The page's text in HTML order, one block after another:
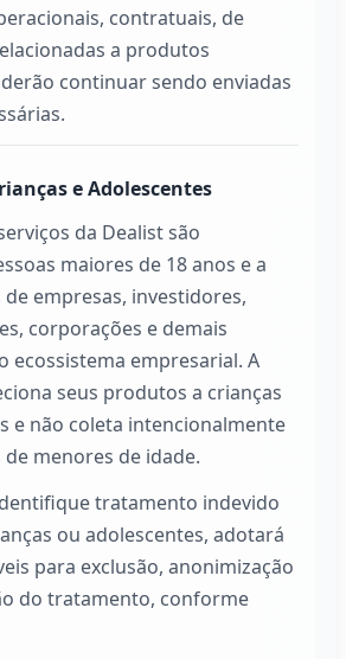
contratuais, de
a produtos
continuar sendo enviadas
e Adolescentes
da Dealistsão
maiores de 18 anos e a
empresas, investidores,
corporações e demais
ecossistema empresarial. A
seus produtos a crianças
e não coleta intencionalmente
menores de idade.
tratamento indevido
ou adolescentes, adotará
para exclusão, anonimização
do tratamento, conforme